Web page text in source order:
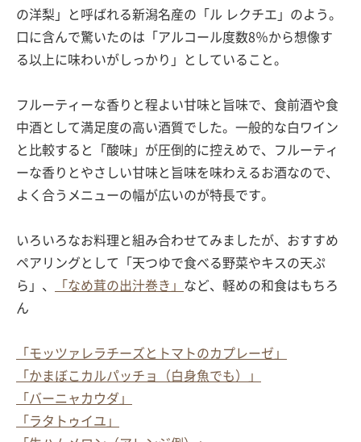
の洋梨」と呼ばれる新潟名産の「ル レクチエ」のよう。
口に含んで驚いたのは「アルコール度数8％から想像す
る以上に味わいがしっかり」としていること。
フルーティーな香りと程よい甘味と旨味で、食前酒や食
中酒として満足度の高い酒質でした。一般的な白ワイン
と比較すると「酸味」が圧倒的に控えめで、フルーティ
ーな香りとやさしい甘味と旨味を味わえるお酒なので、
よく合うメニューの幅が広いのが特長です。
いろいろなお料理と組み合わせてみましたが、おすすめ
ペアリングとして「天つゆで食べる野菜やキスの天ぷ
ら」、
「なめ茸の出汁巻き」 など、軽めの和食はもちろ
ん
「モッツァレラチーズとトマトのカプレーゼ」
「かまぼこカルパッチョ（白身魚でも）」
「バーニャカウダ」
「ラタトゥイユ」